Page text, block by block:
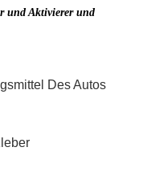
und Aktivierer und
Des Autos